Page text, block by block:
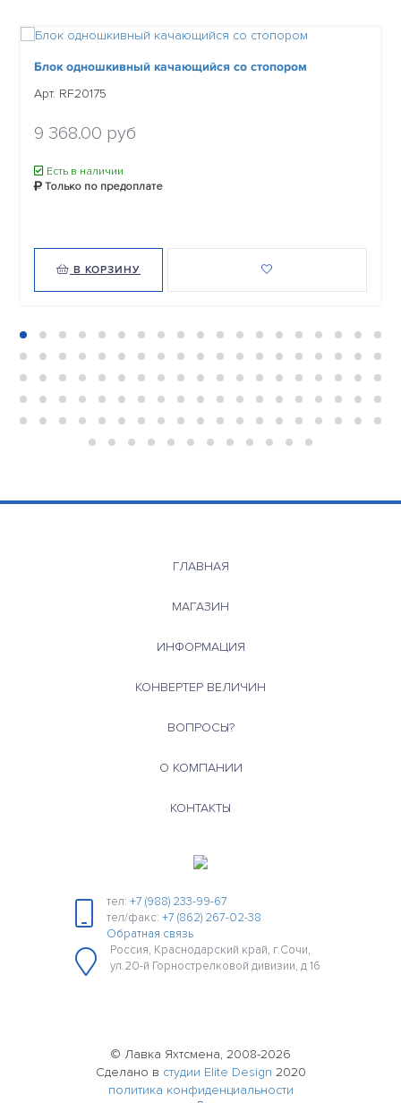
Блок одношкивный качающийся со стопором
Арт. RF20175
9 368.00 руб
Есть в наличии
Только по предоплате
В КОРЗИНУ
ГЛАВНАЯ
МАГАЗИН
ИНФОРМАЦИЯ
КОНВЕРТЕР ВЕЛИЧИН
ВОПРОСЫ?
О КОМПАНИИ
КОНТАКТЫ
тел: +7 (988) 233-99-67
тел/факс: +7 (862) 267-02-38
Обратная связь
Россия, Краснодарский край, г.Сочи,
ул.20-й Горнострелковой дивизии, д 16
© Лавка Яхтсмена, 2008-2026
Сделано в студии Elite Design 2020
политика конфиденциальности